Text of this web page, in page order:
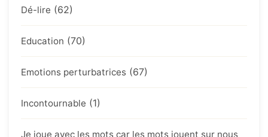
Dé-lire (62)
Education (70)
Emotions perturbatrices (67)
Incontournable (1)
Je joue avec les mots car les mots jouent sur nous